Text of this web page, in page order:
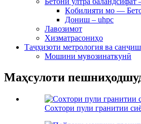
Қобилияти мо —
Дониш – uhpc
Лавозимот
Хизматрасониҳо
Таҷҳизоти метрология ва санҷиш
Мошини мувозинаткунӣ
Маҳсулоти
Сохтори пули гранитии